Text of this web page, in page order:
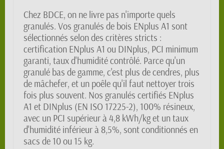
Chez BDCE, on ne livre pas n'importe quels
granulés. Vos granulés de bois ENplus A1 sont
sélectionnés selon des critères stricts :
certification ENplus A1 ou DINplus, PCI minimum
garanti, taux d'humidité contrôlé. Parce qu'un
granulé bas de gamme, c'est plus de cendres, plus
de mâchefer, et un poêle qu'il faut nettoyer trois
fois plus souvent. Nos granulés certifiés ENplus
A1 et DINplus (EN ISO 17225-2), 100% résineux,
avec un PCI supérieur à 4,8 kWh/kg et un taux
d'humidité inférieur à 8,5%, sont conditionnés en
sacs de 10 ou 15 kg.